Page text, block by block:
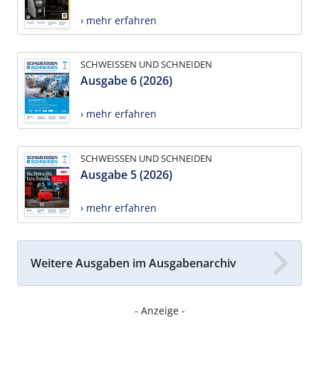
› mehr erfahren
SCHWEISSEN UND SCHNEIDEN
Ausgabe 6 (2026)
› mehr erfahren
SCHWEISSEN UND SCHNEIDEN
Ausgabe 5 (2026)
› mehr erfahren
Weitere Ausgaben im Ausgabenarchiv
- Anzeige -